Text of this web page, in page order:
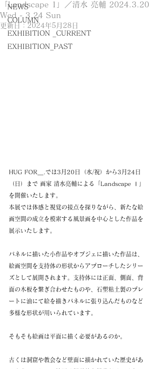
NEWS
COLUMN
EXHIBITION _CURRENT
EXHIBITION_PAST
「Landscape 1」／清水 亮輔 2024.3.20
Wed - 3.24 Sun
更新日： 2024年5月28日
HUG FOR＿.では3月20日（水/祝）から3月24日
（日）まで 画家 清水亮輔による「Landscape Ⅰ」
を開催いたします。
本展では体感と視覚の接点を探りながら、新たな絵
画空間の成立を模索する風景画を中心とした作品を
展示いたします。
パネルに描いた小作品やオブジェに描いた作品は、
絵画空間を支持体の形状からアプローチしたシリー
ズとして展開されます。支持体には正面、側面、背
面の木板を繋ぎ合わせたものや、石塑粘土製のプレ
ートに油にて絵を描きパネルに張り込んだものなど
多様な形状が用いられています。
そもそも絵画は平面に描く必要があるのか。
古くは洞窟や教会など壁面に描かれていた歴史があ